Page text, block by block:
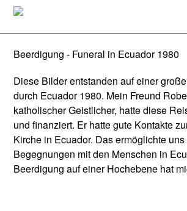
Beerdigung - Funeral in Ecuador 1980
Diese Bilder entstanden auf einer
durch Ecuador 1980. Mein Freund
katholischer Geistlicher, hatte diese
und finanziert. Er hatte gute Kontakte
Kirche in Ecuador. Das ermöglichte
Begegnungen mit den Menschen in
Beerdigung auf einer Hochebene hat